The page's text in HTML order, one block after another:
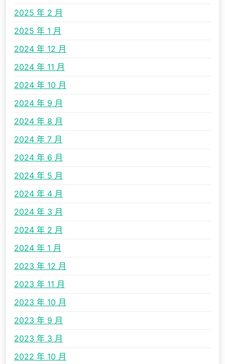
2025 年 2 月
2025 年 1 月
2024 年 12 月
2024 年 11 月
2024 年 10 月
2024 年 9 月
2024 年 8 月
2024 年 7 月
2024 年 6 月
2024 年 5 月
2024 年 4 月
2024 年 3 月
2024 年 2 月
2024 年 1 月
2023 年 12 月
2023 年 11 月
2023 年 10 月
2023 年 9 月
2023 年 3 月
2022 年 10 月